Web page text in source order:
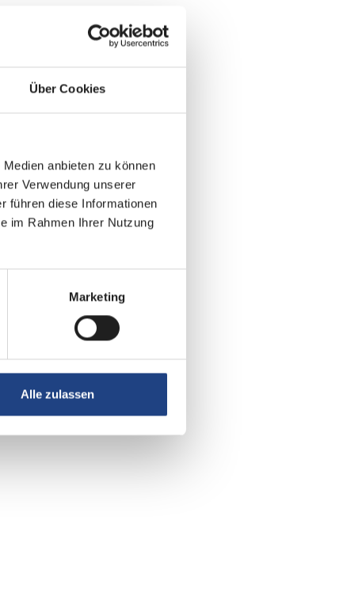
Über Cookies
anbieten zu können
Verwendung unserer
führen diese Informationen
im Rahmen Ihrer Nutzung
Marketing
Alle zulassen